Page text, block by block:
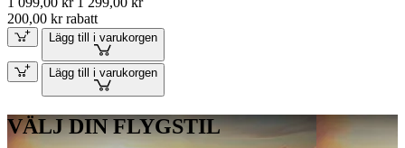
200,00 kr rabatt
Lägg till i varukorgen
Lägg till i varukorgen
VÄLJ DIN FLYGSTIL